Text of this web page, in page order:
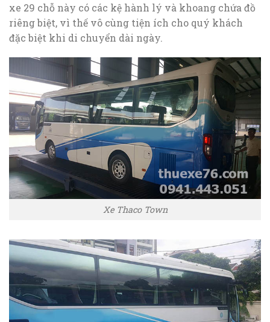
xe 29 chỗ này có các kệ hành lý và khoang chứa đồ
riêng biệt, vì thế vô cùng tiện ích cho quý khách
đặc biệt khi di chuyển dài ngày.
Xe Thaco Town